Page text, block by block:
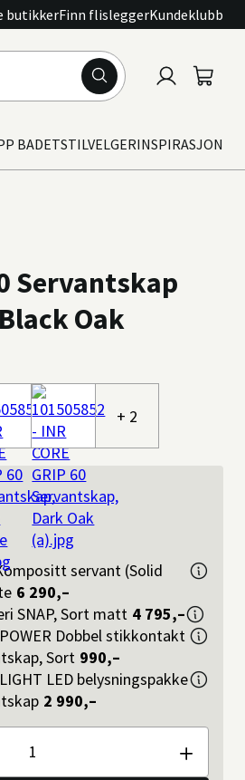
butikkerFinn flisleggerKundeklubb
BADETSTILVELGERINSPIRASJON
Servantskap
Oak
+ 2
servant (Solid
6 290,–
SNAP, Sort matt 4 795,–
Dobbel stikkontakt
Sort 990,–
LED belysningspakke
2 990,–